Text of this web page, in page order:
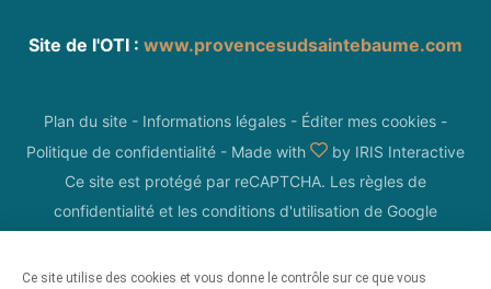
Site de l'OTI : www.provencesudsaintebaume.com
Plan du site - Informations légales - Éditer mes cookies -
Politique de confidentialité - Made with by IRIS Interactive
Ce site est protégé par reCAPTCHA. Les règles de
confidentialité et les conditions d'utilisation de Google
Ce site utilise des cookies et vous donne le contrôle sur ce que vous